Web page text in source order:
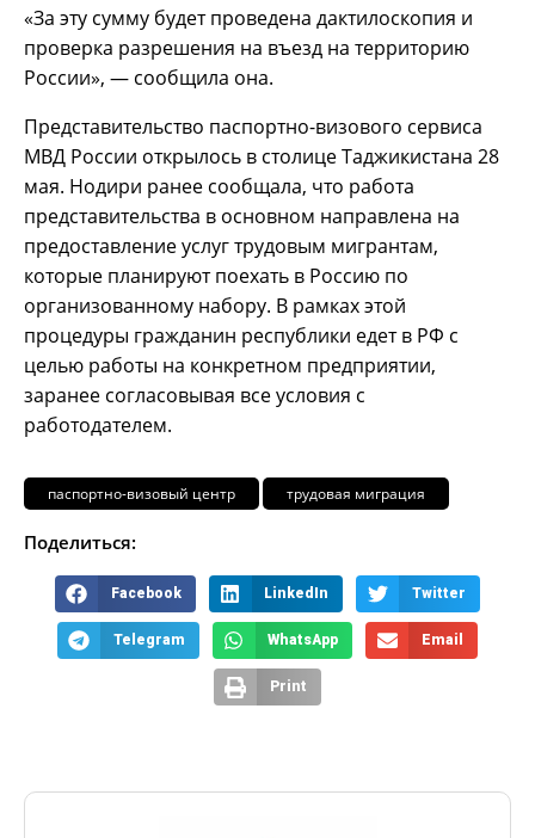
«За эту сумму будет проведена дактилоскопия и
проверка разрешения на въезд на территорию
России», — сообщила она.
Представительство паспортно-визового сервиса
МВД России открылось в столице Таджикистана 28
мая. Нодири ранее сообщала, что работа
представительства в основном направлена на
предоставление услуг трудовым мигрантам,
которые планируют поехать в Россию по
организованному набору. В рамках этой
процедуры гражданин республики едет в РФ с
целью работы на конкретном предприятии,
заранее согласовывая все условия с
работодателем.
паспортно-визовый центр трудовая миграция
Поделиться:
Facebook LinkedIn Twitter
Telegram WhatsApp Email
Print